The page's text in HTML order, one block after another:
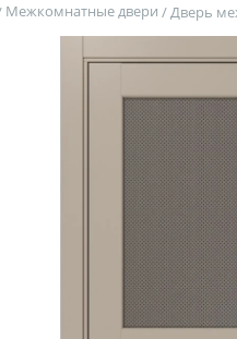
Межкомнатные двери /Дверь